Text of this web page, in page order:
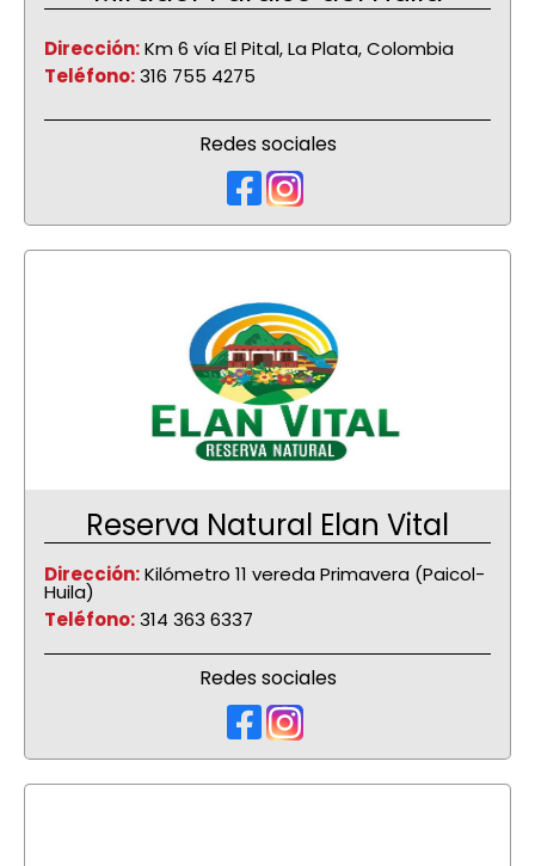
Dirección:Km 6 vía El Pital, La Plata, Colombia
Teléfono:316 755 4275
Redes sociales
Reserva Natural Elan Vital
Dirección:Kilómetro 11 vereda Primavera (Paicol-
Huila)
Teléfono:314 363 6337
Redes sociales